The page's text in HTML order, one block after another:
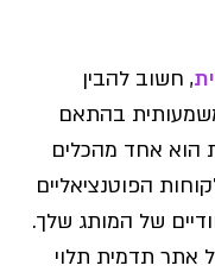
, חשוב להבין
בהתאם
הוא אחד מהכלים
הפוטנציאליים
של המותג שלך.
אתר תדמית תלוי